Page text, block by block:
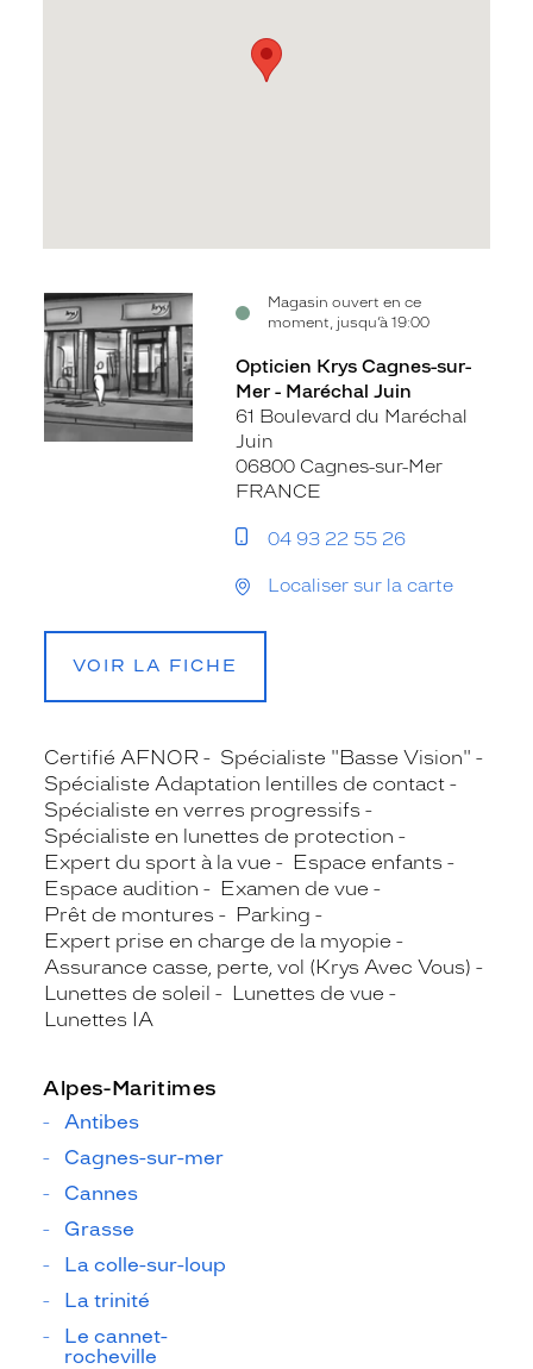
Magasin ouvert en ce
moment, jusqu’à 19:00
Voir
la
fiche
Opticien Krys Cagnes-sur-
Mer - Maréchal Juin
61 Boulevard du Maréchal
Juin
06800 Cagnes-sur-Mer
FRANCE
04 93 22 55 26
Localiser sur la carte
VOIR LA FICHE
Certifié AFNOR
Spécialiste "Basse Vision"
Spécialiste Adaptation lentilles de contact
Spécialiste en verres progressifs
Spécialiste en lunettes de protection
Expert du sport à la vue
Espace enfants
Espace audition
Examen de vue
Prêt de montures
Parking
Expert prise en charge de la myopie
Assurance casse, perte, vol (Krys Avec Vous)
Lunettes de soleil
Lunettes de vue
Lunettes IA
Alpes-Maritimes
Antibes
Cagnes-sur-mer
Cannes
Grasse
La colle-sur-loup
La trinité
Le cannet-
rocheville